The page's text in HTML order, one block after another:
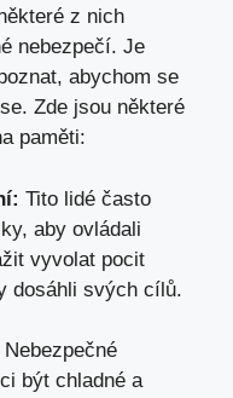
z nich
nebezpečí. Je
abychom se
Zde jsou některé
paměti:
Tito lidé často
aby ovládali
vyvolat pocit
dosáhli svých cílů.
Nebezpečné
být chladné a